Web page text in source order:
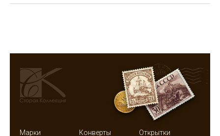
Марки Конверты Открытки